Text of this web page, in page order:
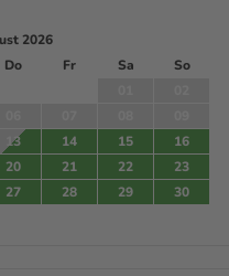
2026
Do Fr Sa
So
13 14 15
16
20 21 22
23
27 28 29
30